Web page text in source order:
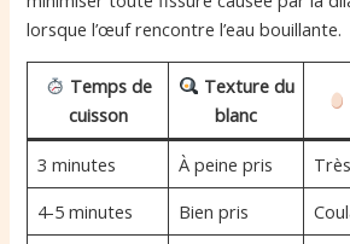
lorsque l’œuf rencontre l’eau bouillante.
Temps de
cuisson
Texture du
blanc
3 minutes À peine pris
4-5 minutes
Bien pris